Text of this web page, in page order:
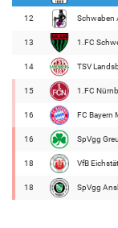
12 Schwaben
13 1.FC
14 TSV
15 1.FC
16 FC Bayern
16 SpVgg
18 VfB
18 SpVgg